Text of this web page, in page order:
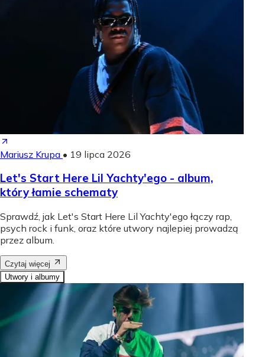
Mariusz Krupa • 19 lipca 2026
Let's Start Here Lil Yachty'ego - album,
który łamie schematy
Sprawdź, jak Let's Start Here Lil Yachty'ego łączy rap,
psych rock i funk, oraz które utwory najlepiej prowadzą
przez album.
Czytaj więcej
Utwory i albumy